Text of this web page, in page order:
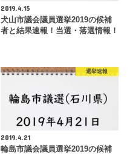
2019.4.15
犬山市議会議員選挙2019の候補
者と結果速報！当選・落選情報！
選挙速報
2019.4.21
輪島市議会議員選挙2019の候補